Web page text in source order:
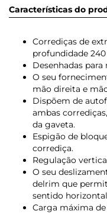
Características do
Corrediças de
profundidade
Desenhadas
O seu
mão direita e
Dispõem de
ambas
da gaveta.
Espigão de
corrediça.
Regulação
O seu
delrim que
sentido
Carga máxima